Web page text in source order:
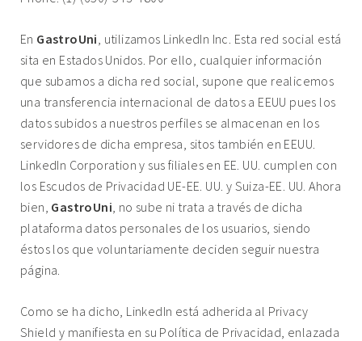
En GastroUni , utilizamos LinkedIn Inc. Esta red social está
sita en Estados Unidos. Por ello, cualquier información
que subamos a dicha red social, supone que realicemos
una transferencia internacional de datos a EEUU pues los
datos subidos a nuestros perfiles se almacenan en los
servidores de dicha empresa, sitos también en EEUU.
LinkedIn Corporation y sus filiales en EE. UU. cumplen con
los Escudos de Privacidad UE-EE. UU. y Suiza-EE. UU. Ahora
bien, GastroUni , no sube ni trata a través de dicha
plataforma datos personales de los usuarios, siendo
éstos los que voluntariamente deciden seguir nuestra
página.
Como se ha dicho, LinkedIn está adherida al Privacy
Shield y manifiesta en su Política de Privacidad, enlazada